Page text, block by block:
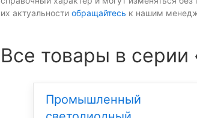
их актуальности обращайтесь к нашим
Все товары в серии
Промышленный